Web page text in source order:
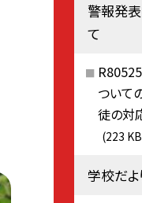
警報発
て
ついて
徒の対
(223
学校だよ